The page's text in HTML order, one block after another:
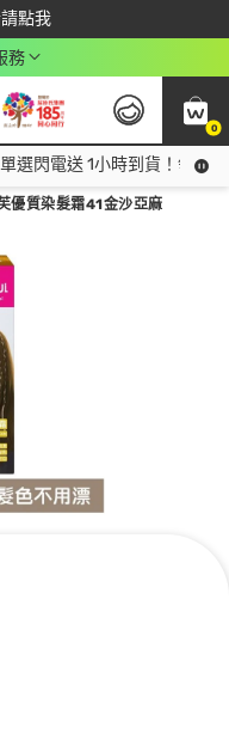
點我
$350
務
0
選閃電送 1小時到貨！領神
優質染髮霜41金沙亞麻